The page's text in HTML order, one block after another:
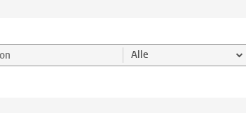
selecteer categorie Alle